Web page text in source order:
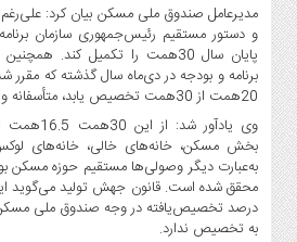
مدیرعامل صندوق ملی مسکن بیان کرد:‌
و دستور مستقیم رئیس‌جمهوری سازمان
پایان سال 30همت را تکمیل کند.
برنامه و بودجه در دی‌ماه سال گذشته که
20همت از 30همت تخصیص یابد، متأسفانه واریز نشد.
وی یادآور
بخش مسکن، خانه‌های خالی، خانه‌های
درصد تخصیص‌یافته در وجه صندوق ملی مسکن
به تخصیص ندارد.